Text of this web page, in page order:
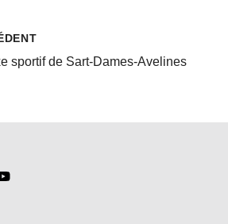
sportif de Sart-Dames-Avelines